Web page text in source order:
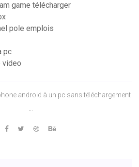
game télécharger
pole emplois
pc
video
android à un pc sans téléchargement